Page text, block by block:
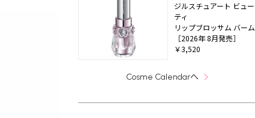
ジルスチュアート ビュー
ティ
リップブロッサム バーム
［2026年 8月発売］
￥3,520
Cosme Calendarへ